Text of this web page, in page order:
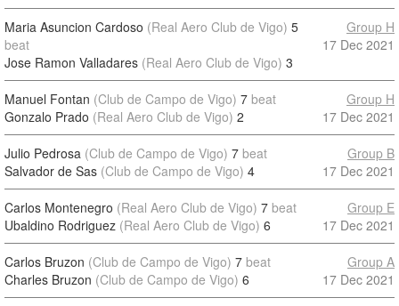
Maria Asuncion Cardoso (Real Aero Club de Vigo) 5
beat
Jose Ramon Valladares (Real Aero Club de Vigo) 3
Group H
17 Dec 2021
Manuel Fontan (Club de Campo de Vigo) 7 beat
Gonzalo Prado (Real Aero Club de Vigo) 2
Group H
17 Dec 2021
Julio Pedrosa (Club de Campo de Vigo) 7 beat
Salvador de Sas (Club de Campo de Vigo) 4
Group B
17 Dec 2021
Carlos Montenegro (Real Aero Club de Vigo) 7 beat
Ubaldino Rodriguez (Real Aero Club de Vigo) 6
Group E
17 Dec 2021
Carlos Bruzon (Club de Campo de Vigo) 7 beat
Charles Bruzon (Club de Campo de Vigo) 6
Group A
17 Dec 2021